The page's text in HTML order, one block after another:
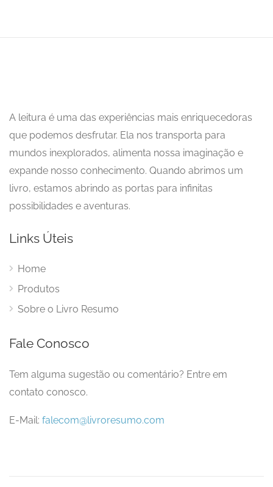
A leitura é uma das experiências mais enriquecedoras
que podemos desfrutar. Ela nos transporta para
mundos inexplorados, alimenta nossa imaginação e
expande nosso conhecimento. Quando abrimos um
livro, estamos abrindo as portas para infinitas
possibilidades e aventuras.
Links Úteis
Home
Produtos
Sobre o Livro Resumo
Fale Conosco
Tem alguma sugestão ou comentário? Entre em
contato conosco.
E-Mail: falecom@livroresumo.com